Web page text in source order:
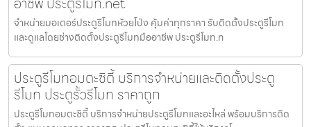
จำหน่ายมอเตอร์ประตูรีโมทห้วยโป่ง คุ้มค่าทุกราคา รับติดตั้งประตูรีโมท
และดูแลโดยช่างติดตั้งประตูรีโมทมืออาชีพ ประตูรีโมท.n
ประตูรีโมทอมตะซิตี้ บริการจำหน่ายและติดตั้งประตู
รีโมท ประตูรั้วรีโมท ราคาถูก
ประตูรีโมทอมตะซิตี้ บริการจำหน่ายประตูรีโมทและอะไหล่ พร้อมบริการติด